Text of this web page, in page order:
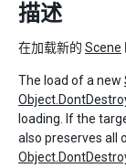
描述
在加载新的 Scene
The load of a new
loading. If the
also preserves all